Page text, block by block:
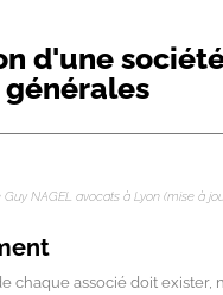
d'une
Guy NAGEL avocats à Lyon (mise à
chaque associé doit exister,